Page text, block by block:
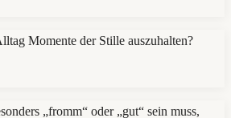
Momente der Stille auszuhalten?
„fromm“ oder „gut“ sein muss,